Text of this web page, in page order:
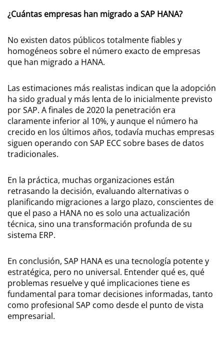
¿Cuántas empresas han migrado a SAP HANA?
No existen datos públicos totalmente fiables y
homogéneos sobre el número exacto de empresas
que han migrado a HANA.
Las estimaciones más realistas indican que la adopción
ha sido gradual y más lenta de lo inicialmente previsto
por SAP. A finales de 2020 la penetración era
claramente inferior al 10%, y aunque el número ha
crecido en los últimos años, todavía muchas empresas
siguen operando con SAP ECC sobre bases de datos
tradicionales.
En la práctica, muchas organizaciones están
retrasando la decisión, evaluando alternativas o
planificando migraciones a largo plazo, conscientes de
que el paso a HANA no es solo una actualización
técnica, sino una transformación profunda de su
sistema ERP.
En conclusión, SAP HANA es una tecnología potente y
estratégica, pero no universal. Entender qué es, qué
problemas resuelve y qué implicaciones tiene es
fundamental para tomar decisiones informadas, tanto
como profesional SAP como desde el punto de vista
empresarial.